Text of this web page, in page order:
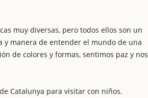
muy diversas, pero todos ellos son un
y manera de entender el mundo de una
de colores y formas, sentimos paz y nos
Catalunya para visitar con niños.